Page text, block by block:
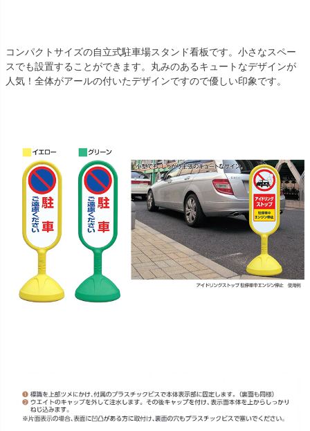
コンパクトサイズの自立式駐車場スタンド看板です。小さなスペー
スでも設置することができます。丸みのあるキュートなデザインが
人気！全体がアールの付いたデザインですので優しい印象です。